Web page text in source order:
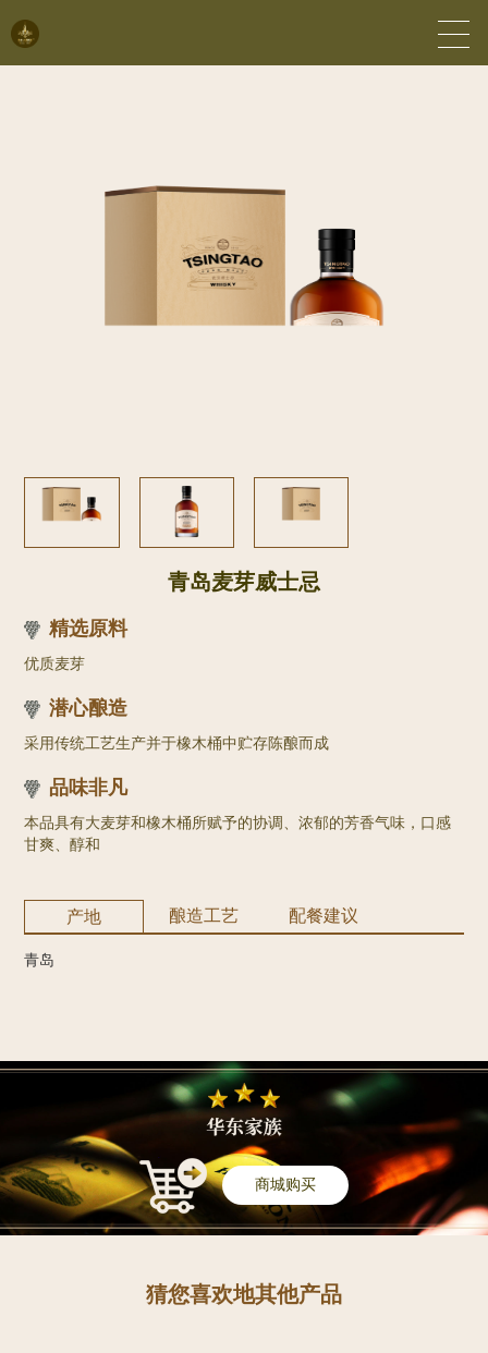
青岛麦芽威士忌
精选原料
优质麦芽
潜心酿造
采用传统工艺生产并于橡木桶中贮存陈酿而成
品味非凡
本品具有大麦芽和橡木桶所赋予的协调、浓郁的芳香气味，口感
甘爽、醇和
产地 酿造工艺 配餐建议
青岛
商城购买
猜您喜欢地其他产品